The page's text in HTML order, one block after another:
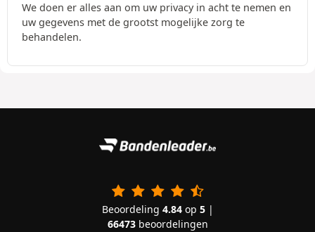
We doen er alles aan om uw privacy in acht te nemen en
uw gegevens met de grootst mogelijke zorg te
behandelen.
Beoordeling 4.84op 5|
66473beoordelingen